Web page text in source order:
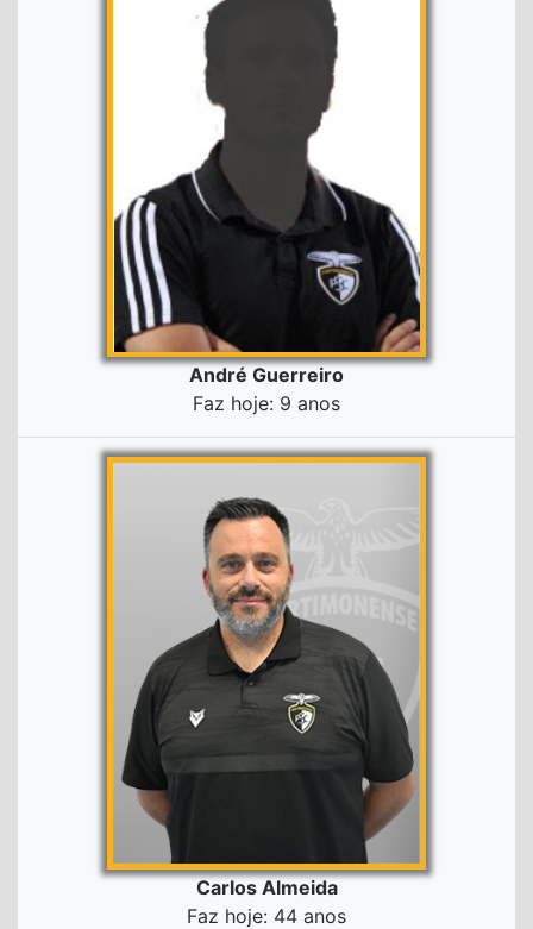
André Guerreiro
Faz hoje: 9 anos
Carlos Almeida
Faz hoje: 44 anos